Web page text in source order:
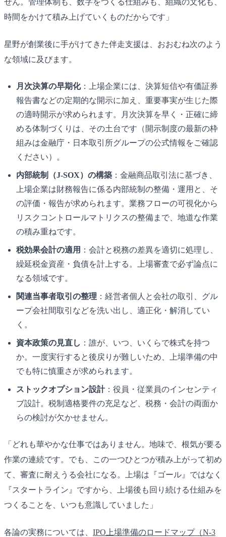
時間をかけて積み上げていくものだからです」
星野が創業後に手がけてきた伴走支援は、おおむね次のよう
な領域に及びます。
月次決算の早期化：上場企業には、決算短信や有価証券
報告書などの定期的な開示に加え、重要事実が生じた際
の適時開示が求められます。月次決算を早く・正確に締
める体制づくりは、その土台です（開示制度の最新の枠
組みは金融庁・日本取引所グループの公式情報をご確認
ください）。
内部統制（J-SOX）の構築 ：金融商品取引法に基づき、
上場企業は財務報告に係る内部統制の整備・運用と、そ
の評価・報告が求められます。業務フローの可視化から
リスクコントロールマトリクスの整備まで、地道な作業
の積み重ねです。
税効果会計の適用 ：会計と税務の差異を適切に処理し、
繰延税金資産・負債を計上する。上場審査で必ず論点に
なる領域です。
関連当事者取引の整理 ：経営者個人と会社の取引、グル
ープ会社間取引などを洗い出し、適正化・解消してい
く。
資本政策の見直し ：誰が、いつ、いくらで株式を持つ
か。一度実行すると後戻りが難しいため、上場準備の中
でも特に慎重さが求められます。
ストックオプション設計：役員・従業員のインセンティ
ブ設計。税制適格要件の充足など、税務・会計の両面か
らの検討が欠かせません。
「どれも華やかな仕事ではありません。地味で、根気が要る
作業の連続です。でも、この一つひとつが積み上がって初め
て、審査に耐えうる会社になる。上場は『ゴール』ではなく
『スタートライン』ですから、上場後も回り続ける仕組みを
つくることを、いつも意識していました」
各論の実務については、 IPO上場準備のロードマップ（N-3